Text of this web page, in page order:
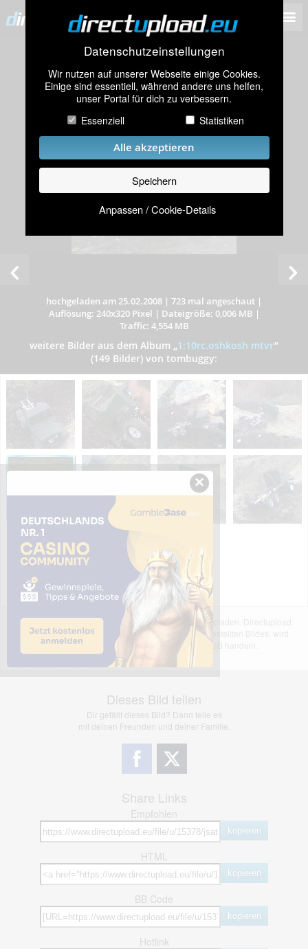
Datenschutzeinstellungen
Wir nutzen auf unserer Webseite einige Cookies.
Einige sind essentiell, während andere uns helfen,
unser Portal für dich zu verbessern.
Essenziell
Statistiken
Alle akzeptieren
Speichern
Anpassen / Cookie-Details
hochgeladen am 25.02.2008 | 723 mal angeschaut |
Auflösung: 240x320 Pixel | Dateigröße: 0,006 MB |
Traffic: 4,554 MB
weitere Bilder aus dem Album „1:10rc.oshkosh mtvr”
(149 Bilder) von tombuggy:
Das dargestellte Bild wurde von einem Nutzer hochgeladen. Directupload
übernimmt keinerlei Haftung für den Inhalt des dargestellten Bildes, wird
jedoch bei Verstößen nach §2(3) unserer AGB handeln.
Dieses Bild teilen
Dir gefällt dieses Bild? Dann teile es
mit deinen Freunden und deiner Familie.
Share Links
Empfohlen
kopieren
HTML
kopieren
BB Code
kopieren
Hotlink
×